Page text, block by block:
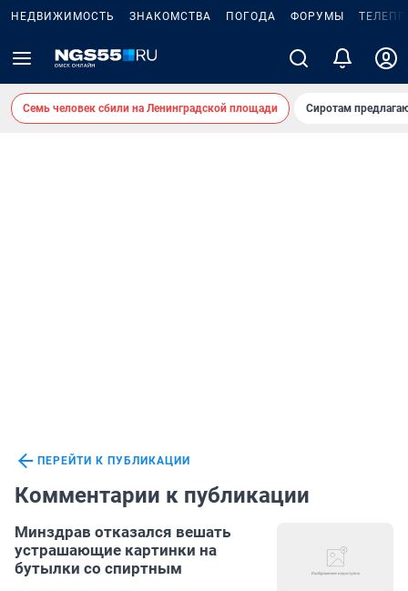
НЕДВИЖИМОСТЬ ЗНАКОМСТВА ПОГОДА ФОРУМЫ
Семь человек сбили на Ленинградской площади Сиротам
ПЕРЕЙТИ К ПУБЛИКАЦИИ
Комментарии к публикации
Минздрав отказался вешать
устрашающие картинки на
бутылки со спиртным